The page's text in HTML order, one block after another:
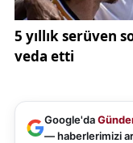
Google'da
— haberlerimizi